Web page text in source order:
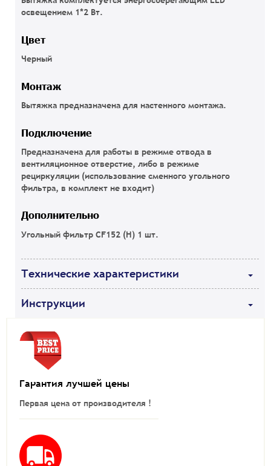
освещением 1*2 Вт.
Цвет
Черный
Монтаж
Вытяжка предназначена для настенного монтажа.
Подключение
Предназначена для работы в режиме отвода в
вентиляционное отверстие, либо в режиме
рециркуляции (использование сменного угольного
фильтра, в комплект не входит)
Дополнительно
Угольный фильтр CF152 (H) 1 шт.
Технические характеристики
Инструкции
Гарантия лучшей цены
Первая цена от производителя !